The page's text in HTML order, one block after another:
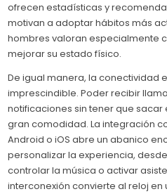
ofrecen estadísticas y
motivan a adoptar hábitos más
hombres valoran especialmente
mejorar su estado físico.
De igual manera, la conectividad
imprescindible. Poder recibir
notificaciones sin tener que
gran comodidad. La integración
Android o iOS abre un abanico
personalizar la experiencia,
controlar la música o activar
interconexión convierte al reloj